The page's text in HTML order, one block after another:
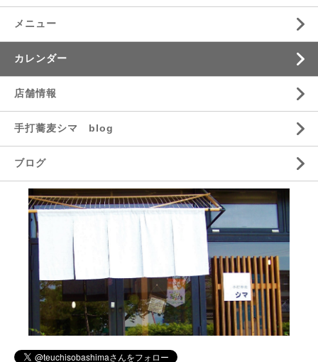
メニュー
カレンダー
店舗情報
手打蕎麦シマ blog
ブログ